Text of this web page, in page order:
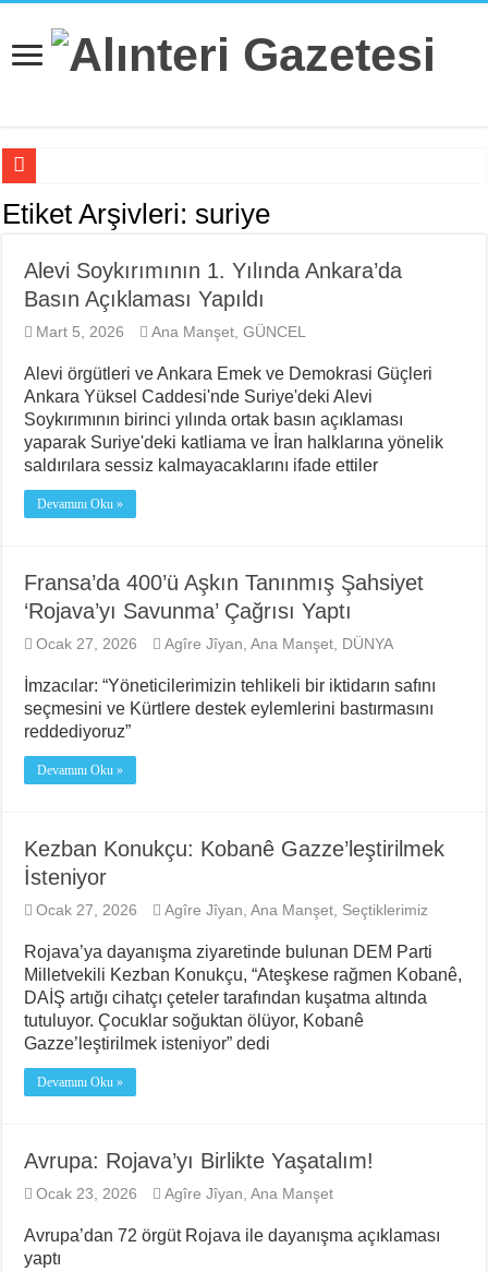
İsviçre’nin İade Ettiği Bahar Yalçınkaya Türkiye’de Tutuklandı
KORTEKS İşçileri 20 Yıllık Sultaya Karşı Çıkıyor
Lenin: “Engels’in Yaşamı Her İşçi Tarafından Bilinmelidir”
II. Enternasyonal’in Sosyalizm Anlayışının 2.0 Versiyonu
Stuttgart’ta Kadın Katliamı Girişimine Karşı Kadınlar
Cezaevindeki 14. Gününde Özcan Aksu İşkenceyle mi Katledildi?
NATO Tutsakları Serbest Bırakılsın!
Etiket Arşivleri:suriye
Alevi Soykırımının 1. Yılında Ankara’da
Basın Açıklaması Yapıldı
Mart 5, 2026 Ana Manşet,GÜNCEL
Alevi örgütleri ve Ankara Emek ve Demokrasi Güçleri
Ankara Yüksel Caddesi'nde Suriye'deki Alevi
Soykırımının birinci yılında ortak basın açıklaması
yaparak Suriye'deki katliama ve İran halklarına yönelik
saldırılara sessiz kalmayacaklarını ifade ettiler
Devamını Oku »
Fransa’da 400’ü Aşkın Tanınmış Şahsiyet
‘Rojava’yı Savunma’ Çağrısı Yaptı
Ocak 27, 2026 Agîre Jîyan,Ana Manşet, DÜNYA
İmzacılar: “Yöneticilerimizin tehlikeli bir iktidarın safını
seçmesini ve Kürtlere destek eylemlerini bastırmasını
reddediyoruz”
Devamını Oku »
Kezban Konukçu: Kobanê Gazze’leştirilmek
İsteniyor
Ocak 27, 2026 Agîre Jîyan,Ana Manşet, Seçtiklerimiz
Rojava’ya dayanışma ziyaretinde bulunan DEM Parti
Milletvekili Kezban Konukçu, “Ateşkese rağmen Kobanê,
DAİŞ artığı cihatçı çeteler tarafından kuşatma altında
tutuluyor. Çocuklar soğuktan ölüyor, Kobanê
Gazze’leştirilmek isteniyor” dedi
Devamını Oku »
Avrupa: Rojava’yı Birlikte Yaşatalım!
Ocak 23, 2026 Agîre Jîyan,Ana Manşet
Avrupa’dan 72 örgüt Rojava ile dayanışma açıklaması
yaptı